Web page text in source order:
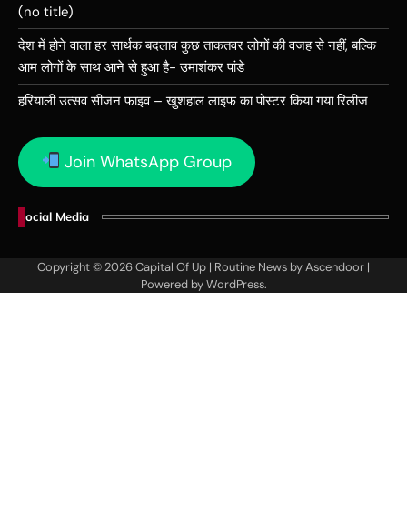
(no title)
देश में होने वाला हर सार्थक बदलाव कुछ ताकतवर लोगों की वजह से नहीं, बल्कि
आम लोगों के साथ आने से हुआ है- उमाशंकर पांडे
हरियाली उत्सव सीजन फाइव – खुशहाल लाइफ का पोस्टर किया गया रिलीज
Join WhatsApp Group
Social Media
Copyright © 2026Capital Of Up | Routine News byAscendoor |
Powered byWordPress.